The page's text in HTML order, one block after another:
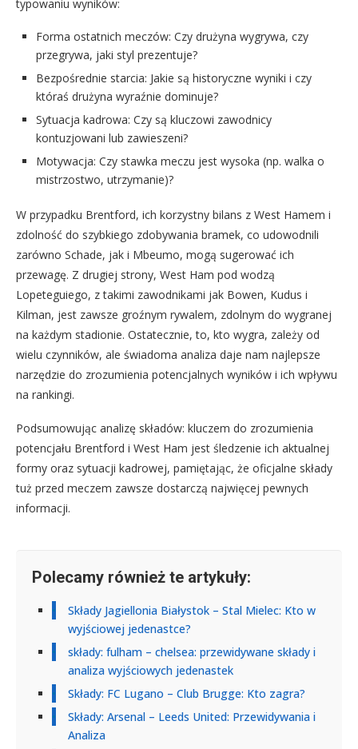
typowaniu wyników:
Forma ostatnich meczów: Czy drużyna wygrywa, czy
przegrywa, jaki styl prezentuje?
Bezpośrednie starcia: Jakie są historyczne wyniki i czy
któraś drużyna wyraźnie dominuje?
Sytuacja kadrowa: Czy są kluczowi zawodnicy
kontuzjowani lub zawieszeni?
Motywacja: Czy stawka meczu jest wysoka (np. walka o
mistrzostwo, utrzymanie)?
W przypadku Brentford, ich korzystny bilans z West Hamem i
zdolność do szybkiego zdobywania bramek, co udowodnili
zarówno Schade, jak i Mbeumo, mogą sugerować ich
przewagę. Z drugiej strony, West Ham pod wodzą
Lopeteguiego, z takimi zawodnikami jak Bowen, Kudus i
Kilman, jest zawsze groźnym rywalem, zdolnym do wygranej
na każdym stadionie. Ostatecznie, to, kto wygra, zależy od
wielu czynników, ale świadoma analiza daje nam najlepsze
narzędzie do zrozumienia potencjalnych wyników i ich wpływu
na rankingi.
Podsumowując analizę składów: kluczem do zrozumienia
potencjału Brentford i West Ham jest śledzenie ich aktualnej
formy oraz sytuacji kadrowej, pamiętając, że oficjalne składy
tuż przed meczem zawsze dostarczą najwięcej pewnych
informacji.
Polecamy również te artykuły:
Składy Jagiellonia Białystok – Stal Mielec: Kto w
wyjściowej jedenastce?
składy: fulham – chelsea: przewidywane składy i
analiza wyjściowych jedenastek
Składy: FC Lugano – Club Brugge: Kto zagra?
Składy: Arsenal – Leeds United: Przewidywania i
Analiza